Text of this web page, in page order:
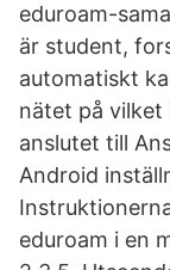
eduroam-
är student,
automatiskt
nätet på vilket
anslutet till
Android
eduroam i en